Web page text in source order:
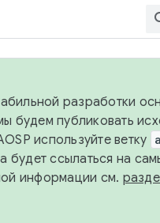
разработки
будем публиковать
используйте ветку
будет ссылаться на
информации см.